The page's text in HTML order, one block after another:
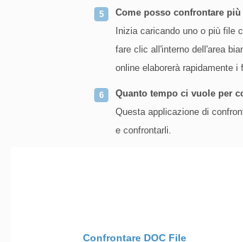
Come posso confrontare più
Inizia caricando uno o più file
fare clic all'interno dell'area
online elaborerà rapidamente i
Quanto tempo ci vuole per
Questa applicazione di
e confrontarli.
Confrontare DOC File